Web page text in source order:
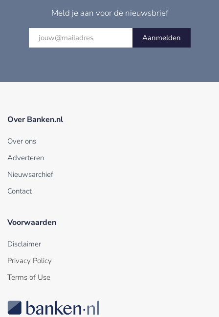
Meld je aan voor de nieuwsbrief
Aanmelden
Over Banken.nl
Over ons
Adverteren
Nieuwsarchief
Contact
Voorwaarden
Disclaimer
Privacy Policy
Terms of Use